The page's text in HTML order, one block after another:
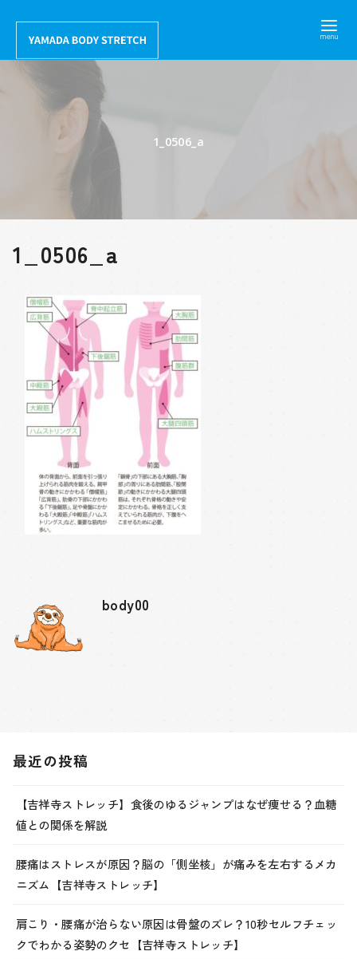
テ
1_0506_a
1_0506_a
body00
最近の投稿
【吉祥寺ストレッチ】食後のゆるジャンプはなぜ痩せる？血糖
値との関係を解説
腰痛はストレスが原因？脳の「側坐核」が痛みを左右するメカ
ニズム【吉祥寺ストレッチ】
肩こり・腰痛が治らない原因は骨盤のズレ？10秒セルフチェッ
クでわかる姿勢のクセ【吉祥寺ストレッチ】